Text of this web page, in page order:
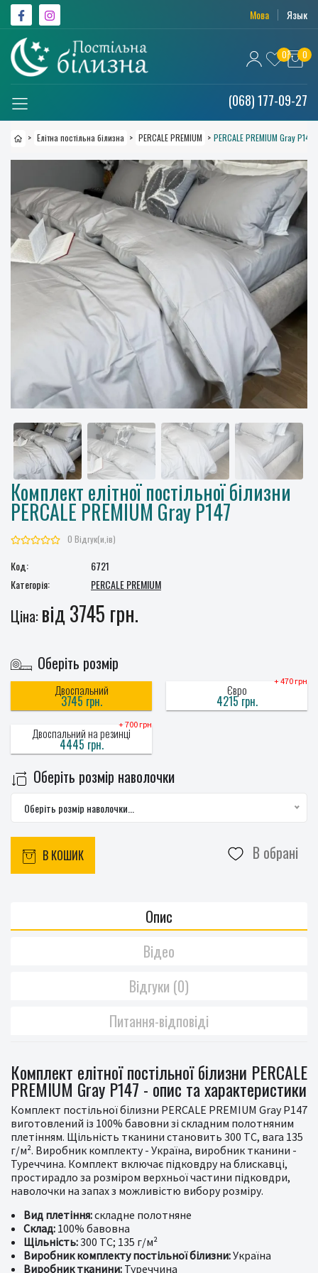
Мова Язык
0 0
(068) 177-09-27
> Елітна постільна білизна > PERCALE PREMIUM > PERCALE PREMIUM Gray P147
Комплект елітної постільної білизни
PERCALE PREMIUM Gray P147
0 Відгук(и,ів)
Код:
6721
Категорія:
PERCALE PREMIUM
Ціна: від 3745 грн.
Оберіть розмір
Двоспальний
3745 грн.
+ 470 грн
Євро
4215 грн.
+ 700 грн
Двоспальний на резинці
4445 грн.
Оберіть розмір наволочки
Оберіть розмір наволочки...
В КОШИК В обрані
Опис
Відео
Відгуки (0)
Питання-відповіді
Комплект елітної постільної білизни PERCALE
PREMIUM Gray P147 - опис та характеристики
Комплект постільної білизни PERCALE PREMIUM Gray P147
виготовлений із 100% бавовни зі складним полотняним
плетінням. Щільність тканини становить 300 ТС, вага 135
г/м². Виробник комплекту - Україна, виробник тканини -
Туреччина. Комплект включає підковдру на блискавці,
простирадло за розміром верхньої частини підковдри,
наволочки на запах з можливістю вибору розміру.
Вид плетіння:складне полотняне
Склад: 100% бавовна
Щільність:300 ТС; 135 г/м²
Виробник комплекту постільної білизни:Україна
Виробник тканини: Туреччина